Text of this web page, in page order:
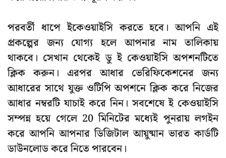
পরবর্তী ধাপে ইকেওয়াইসি করতে হবে। আপনি এই
প্রকল্পের জন্য যোগ্য হলে আপনার নাম তালিকায়
থাকবে। সেখান থেকেই ডু ই কেওয়াইসি অপশনটিতে
ক্লিক করুন। এরপর আধার ভেরিফিকেশনের জন্য
আধারের সাথে যুক্ত ওটিপি অপশনে ক্লিক করে নিজের
আধার নম্বরটি যাচাই করে নিন। সবশেষে ই কেওয়াইসি
সম্পন্ন হয়ে গেলে 20 মিনিটের মধ্যেই পুনরায় লগইন
করে আপনি আপনার ডিজিটাল আয়ুষ্মান ভারত কার্ডটি
ডাউনলোড করে নিতে পারবেন।